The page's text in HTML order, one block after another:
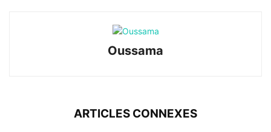
Oussama
ARTICLES CONNEXES